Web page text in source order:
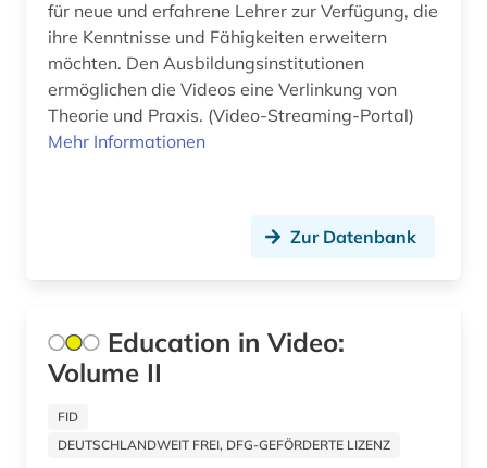
aufnahme <photographie> (1)
augenchirurgie (1)
augenheilkunde (1)
auktionshäuser (1)
auktionspreis (1)
Osteuropa (10)
Ostmitteleuropa (3)
Palaestina (1)
Rumänien (2)
Saarland (1)
für neue und erfahrene Lehrer zur Verfügung, die
ihre Kenntnisse und Fähigkeiten erweitern
möchten. Den Ausbildungsinstitutionen
ermöglichen die Videos eine Verlinkung von
Theorie und Praxis. (Video-Streaming-Portal)
Mehr Informationen
Zur Datenbank
Education in Video:
Volume II
FID
DEUTSCHLANDWEIT FREI, DFG-GEFÖRDERTE LIZENZ